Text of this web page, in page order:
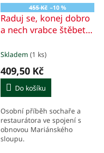
455 Kč –10 %
Raduj se, konej dobro
a nech vrabce štěbetat
třicet let obnovy
Mariánského sloupu v
Praze a nejen na tuto
práci
Skladem (1 ks)
409,50 Kč
Do košíku
Osobní příběh sochaře a
restaurátora ve spojení s
obnovou Mariánského
sloupu.